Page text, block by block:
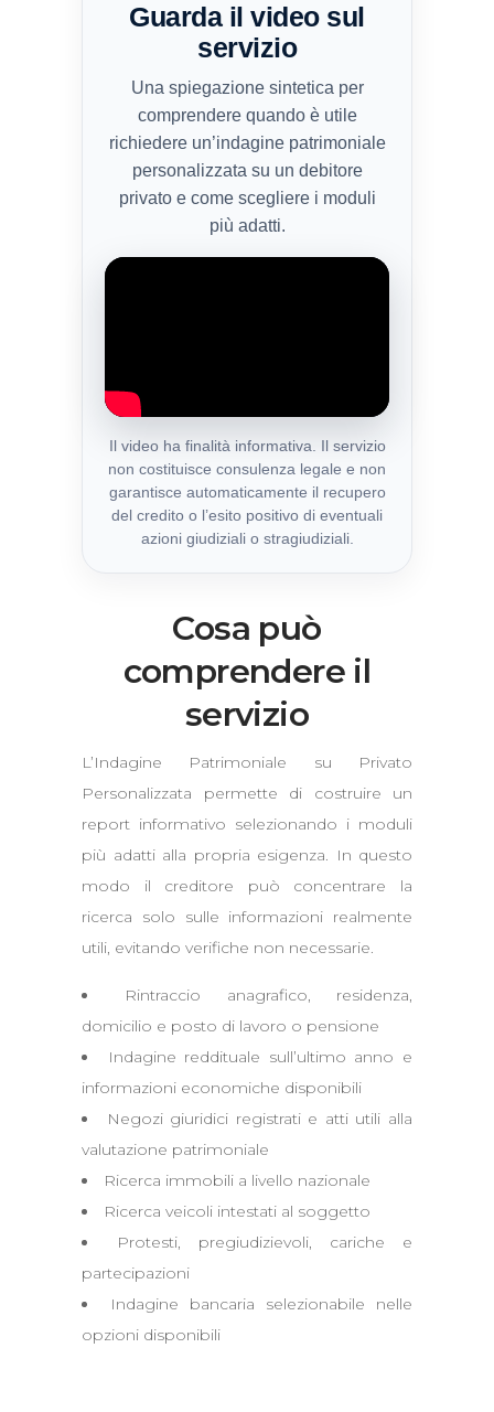
Guarda il video sul
servizio
Una spiegazione sintetica per
comprendere quando è utile
richiedere un’indagine patrimoniale
personalizzata su un debitore
privato e come scegliere i moduli
più adatti.
Il video ha finalità informativa. Il servizio
non costituisce consulenza legale e non
garantisce automaticamente il recupero
del credito o l’esito positivo di eventuali
azioni giudiziali o stragiudiziali.
Cosa può
comprendere il
servizio
L’Indagine Patrimoniale su Privato
Personalizzata permette di costruire un
report informativo selezionando i moduli
più adatti alla propria esigenza. In questo
modo il creditore può concentrare la
ricerca solo sulle informazioni realmente
utili, evitando verifiche non necessarie.
Rintraccio anagrafico, residenza,
domicilio e posto di lavoro o pensione
Indagine reddituale sull’ultimo anno e
informazioni economiche disponibili
Negozi giuridici registrati e atti utili alla
valutazione patrimoniale
Ricerca immobili a livello nazionale
Ricerca veicoli intestati al soggetto
Protesti, pregiudizievoli, cariche e
partecipazioni
Indagine bancaria selezionabile nelle
opzioni disponibili